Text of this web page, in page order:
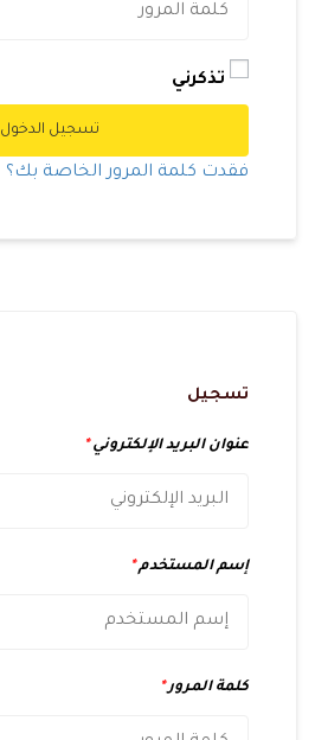
تذكرني
تسجيل الدخول
فقدت كلمة المرور الخاصة بك؟
تسجيل
عنوان البريد الإلكتروني*
إسم المستخدم*
كلمة المرور*